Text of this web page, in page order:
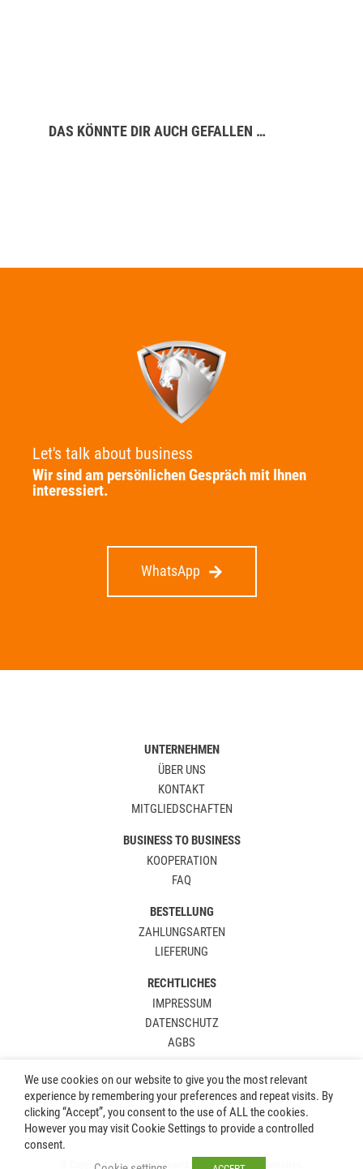
DAS KÖNNTE DIR AUCH GEFALLEN …
Let's talk about business
Wir sind am persönlichen Gespräch mit Ihnen
interessiert.
WhatsApp
UNTERNEHMEN
ÜBER UNS
KONTAKT
MITGLIEDSCHAFTEN
BUSINESS TO BUSINESS
KOOPERATION
FAQ
BESTELLUNG
ZAHLUNGSARTEN
LIEFERUNG
RECHTLICHES
IMPRESSUM
DATENSCHUTZ
AGBS
© Copyright 2015 – 2024 RasurX.de. Alle Rechte vorbehalten.
We use cookies on our website to give you the most relevant
experience by remembering your preferences and repeat visits. By
clicking “Accept”, you consent to the use of ALL the cookies.
However you may visit Cookie Settings to provide a controlled
consent.